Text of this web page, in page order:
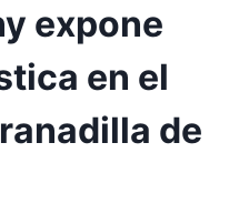
expone
en el
de